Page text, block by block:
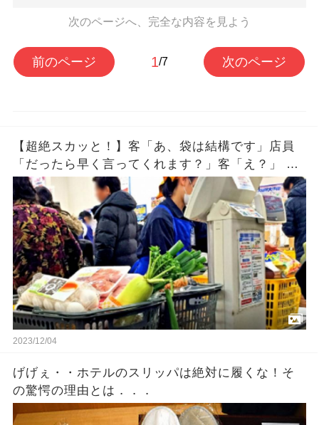
次のページへ、完全な内容を見よう
前のページ 1/7 次のページ
【超絶スカッと！】客「あ、袋は結構です」店員
「だったら早く言ってくれます？」客「え？」 店
員「（袋を雑にしまう）」 →それを見た客が…
2023/12/04
げげぇ・・ホテルのスリッパは絶対に履くな！そ
の驚愕の理由とは．．．